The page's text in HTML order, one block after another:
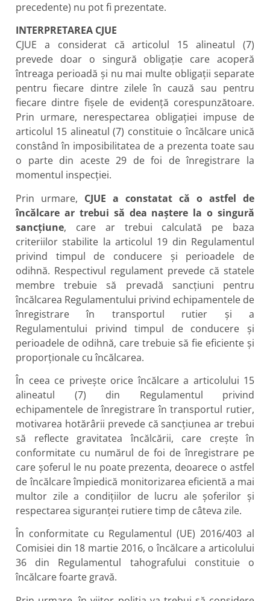
precedente) nu pot fi prezentate.
INTERPRETAREA CJUE
CJUE a considerat că articolul 15 alineatul (7)
prevede doar o singură obligație care acoperă
întreaga perioadă și nu mai multe obligații separate
pentru fiecare dintre zilele în cauză sau pentru
fiecare dintre fișele de evidență corespunzătoare.
Prin urmare, nerespectarea obligației impuse de
articolul 15 alineatul (7) constituie o încălcare unică
constând în imposibilitatea de a prezenta toate sau
o parte din aceste 29 de foi de înregistrare la
momentul inspecției.
Prin urmare, CJUE a constatat că o astfel de
încălcare ar trebui să dea naștere la o singură
sancțiune, care ar trebui calculată pe baza
criteriilor stabilite la articolul 19 din Regulamentul
privind timpul de conducere și perioadele de
odihnă. Respectivul regulament prevede că statele
membre trebuie să prevadă sancțiuni pentru
încălcarea Regulamentului privind echipamentele de
înregistrare în transportul rutier și a
Regulamentului privind timpul de conducere și
perioadele de odihnă, care trebuie să fie eficiente și
proporționale cu încălcarea.
În ceea ce privește orice încălcare a articolului 15
alineatul (7) din Regulamentul privind
echipamentele de înregistrare în transportul rutier,
motivarea hotărârii prevede că sancțiunea ar trebui
să reflecte gravitatea încălcării, care crește în
conformitate cu numărul de foi de înregistrare pe
care șoferul le nu poate prezenta, deoarece o astfel
de încălcare împiedică monitorizarea eficientă a mai
multor zile a condițiilor de lucru ale șoferilor și
respectarea siguranței rutiere timp de câteva zile.
În conformitate cu Regulamentul (UE) 2016/403 al
Comisiei din 18 martie 2016, o încălcare a articolului
36 din Regulamentul tahografului constituie o
încălcare foarte gravă.